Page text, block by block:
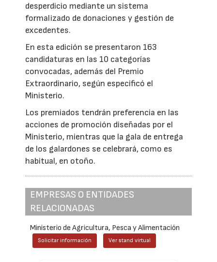
desperdicio mediante un sistema
formalizado de donaciones y gestión de
excedentes.
En esta edición se presentaron 163
candidaturas en las 10 categorías
convocadas, además del Premio
Extraordinario, según especificó el
Ministerio.
Los premiados tendrán preferencia en las
acciones de promoción diseñadas por el
Ministerio, mientras que la gala de entrega
de los galardones se celebrará, como es
habitual, en otoño.
EMPRESAS O ENTIDADES
RELACIONADAS
Ministerio de Agricultura, Pesca y Alimentación
Solicitar información Ver stand virtual